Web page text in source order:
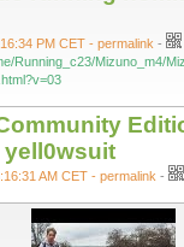
PM CET - permalink -
Running_c23/Mizuno_m4/
AM CET - permalink -